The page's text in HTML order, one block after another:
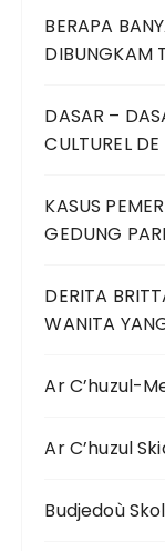
BERAPA
DIBUNGKAM
DASAR –
CULTUREL
KASUS
GEDUNG
DERITA
WANITA
Ar C’huzul-
Ar C’huzul
Budjedoù